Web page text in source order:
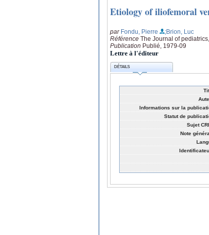
Etiology of iliofemoral
par Fondu, Pierre
;Brion, Luc
Référence The Journal of
Publication Publié, 1979-09
Lettre à l'éditeur
DÉTAILS
Informations sur la
Statut de
Sujet
Note